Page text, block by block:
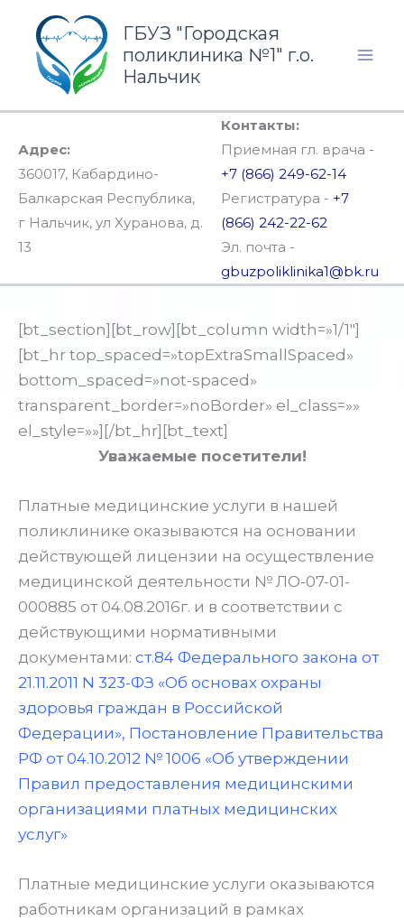
Перейти
содержимому
ГБУЗ "Городская
поликлиника №1" г.о.
Нальчик
Адрес:
360017, Кабардино-
Балкарская Республика,
г Нальчик, ул Хуранова, д.
13
Контакты:
Приемная гл. врача -
+7 (866) 249-62-14
Регистратура - +7
(866) 242-22-62
Эл. почта -
gbuzpoliklinika1@bk.ru
[bt_section][bt_row][bt_column width=»1/1″]
[bt_hr top_spaced=»topExtraSmallSpaced»
bottom_spaced=»not-spaced»
transparent_border=»noBorder» el_class=»»
el_style=»»][/bt_hr][bt_text]
Уважаемые посетители!
Платные медицинские услуги в нашей
поликлинике оказываются на основании
действующей лицензии на осуществление
медицинской деятельности № ЛО-07-01-
000885 от 04.08.2016г. и в соответствии с
действующими нормативными
документами: ст.84 Федерального закона от
21.11.2011 N 323-ФЗ «Об основах охраны
здоровья граждан в Российской
Федерации», Постановление Правительства
РФ от 04.10.2012 № 1006 «Об утверждении
Правил предоставления медицинскими
организациями платных медицинских
услуг»
Платные медицинские услуги оказываются
работникам организаций в рамках